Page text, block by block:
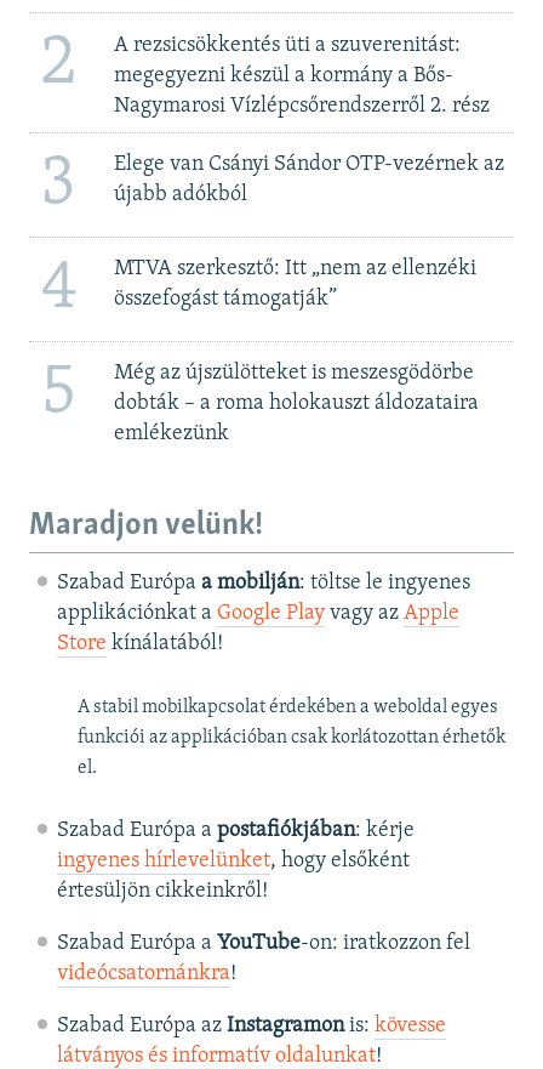
2
A rezsicsökkentés üti a szuverenitást:
megegyezni készül a kormány a Bős-
Nagymarosi Vízlépcsőrendszerről 2. rész
3
Elege van Csányi Sándor OTP-vezérnek az
újabb adókból
4
MTVA szerkesztő: Itt „nem az ellenzéki
összefogást támogatják”
5
Még az újszülötteket is meszesgödörbe
dobták – a roma holokauszt áldozataira
emlékezünk
Maradjon velünk!
Szabad Európa a mobilján: töltse le ingyenes
applikációnkat a Google Playvagy az Apple
Store kínálatából!
A stabil mobilkapcsolat érdekében a weboldal egyes
funkciói az applikációban csak korlátozottan érhetők
el.
Szabad Európa a postafiókjában: kérje
ingyenes hírlevelünket, hogy elsőként
értesüljön cikkeinkről!
Szabad Európa a YouTube-on: iratkozzon fel
videócsatornánkra!
Szabad Európa az Instagramonis: kövesse
látványos és informatív oldalunkat! ​